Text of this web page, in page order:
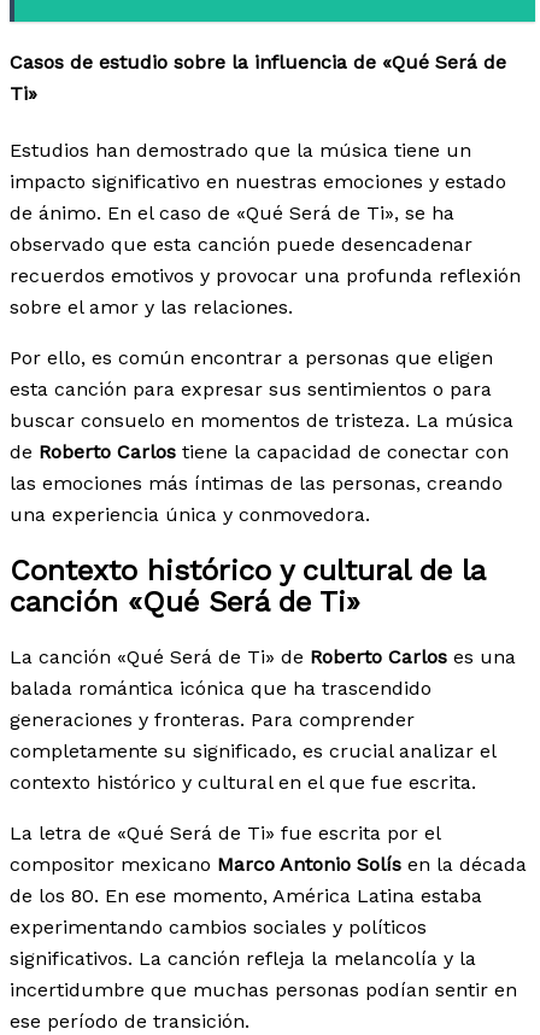
Casos de estudio sobre la influencia de «Qué Será de
Ti»
Estudios han demostrado que la música tiene un
impacto significativo en nuestras emociones y estado
de ánimo. En el caso de «Qué Será de Ti», se ha
observado que esta canción puede desencadenar
recuerdos emotivos y provocar una profunda reflexión
sobre el amor y las relaciones.
Por ello, es común encontrar a personas que eligen
esta canción para expresar sus sentimientos o para
buscar consuelo en momentos de tristeza. La música
de Roberto Carlos tiene la capacidad de conectar con
las emociones más íntimas de las personas, creando
una experiencia única y conmovedora.
Contexto histórico y cultural de la
canción «Qué Será de Ti»
La canción «Qué Será de Ti» de Roberto Carlos es una
balada romántica icónica que ha trascendido
generaciones y fronteras. Para comprender
completamente su significado, es crucial analizar el
contexto histórico y cultural en el que fue escrita.
La letra de «Qué Será de Ti» fue escrita por el
compositor mexicano Marco Antonio Solís en la década
de los 80. En ese momento, América Latina estaba
experimentando cambios sociales y políticos
significativos. La canción refleja la melancolía y la
incertidumbre que muchas personas podían sentir en
ese período de transición.